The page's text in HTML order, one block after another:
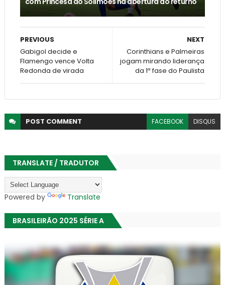
NEXT
Corinthians e Palmeiras
jogam mirando liderança
da 1ª fase do Paulista
PREVIOUS
Gabigol decide e
Flamengo vence Volta
Redonda de virada
POST COMMENT FACEBOOK DISQUS
TRANSLATE / TRADUTOR
Powered by Translate
BRASILEIRÃO 2025 SÉRIE A